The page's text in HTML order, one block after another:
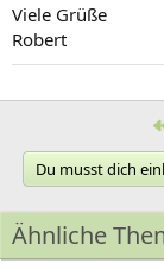
Viele Grüße
Robert
Du musst dich
Ähnliche